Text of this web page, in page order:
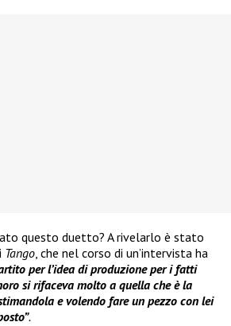
questo duetto? A rivelarlo è stato
Tango, che nel corso di un’intervista ha
per l’idea di produzione per i fatti
si rifaceva molto a quella che è la
e volendo fare un pezzo con lei
.